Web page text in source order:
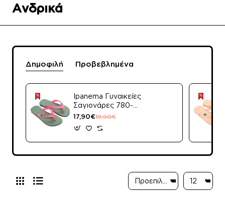
Ανδρικά
Δημοφιλή Προβεβλημένα
Ipanema Γυναικείες
Σαγιονάρες 780-
26330 (80408-
17,90€19,90€